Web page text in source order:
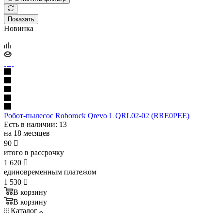
Показать
Новинка
Робот-пылесос Roborock Qrevo L QRL02-02 (RRE0PEE)
Есть в наличии: 13
на 18 месяцев
90 
итого в рассрочку
1 620 
единовременным платежом
1 530 
В корзину
В корзину
Каталог